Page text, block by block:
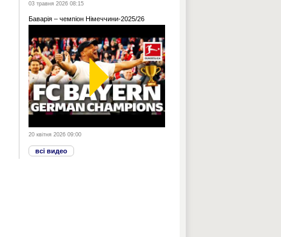
03 травня 2026 08:15
Баварія – чемпіон Німеччини-2025/26
20 квітня 2026 09:00
всі видео